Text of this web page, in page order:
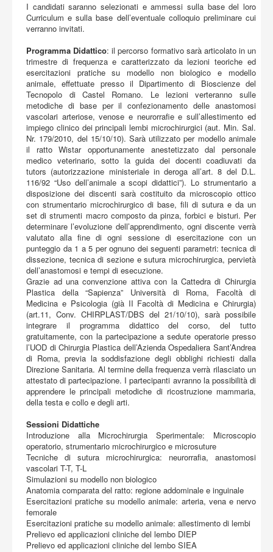
I candidati saranno selezionati e ammessi sulla base del loro
Curriculum e sulla base dell’eventuale colloquio preliminare cui
verranno invitati.
Programma Didattico: il percorso formativo sarà articolato in un
trimestre di frequenza e caratterizzato da lezioni teoriche ed
esercitazioni pratiche su modello non biologico e modello
animale, effettuate presso il Dipartimento di Bioscienze del
Tecnopolo di Castel Romano. Le lezioni verteranno sulle
metodiche di base per il confezionamento delle anastomosi
vascolari arteriose, venose e neurorrafie e sull’allestimento ed
impiego clinico dei principali lembi microchirurgici (aut. Min. Sal.
Nr. 179/2010, del 15/10/10). Sarà utilizzato per modello animale
il ratto Wistar opportunamente anestetizzato dal personale
medico veterinario, sotto la guida dei docenti coadiuvati da
tutors (autorizzazione ministeriale in deroga all’art. 8 del D.L.
116/92 “Uso dell’animale a scopi didattici”). Lo strumentario a
disposizione dei discenti sarà costituito da microscopio ottico
con strumentario microchirurgico di base, fili di sutura e da un
set di strumenti macro composto da pinza, forbici e bisturi. Per
determinare l’evoluzione dell’apprendimento, ogni discente verrà
valutato alla fine di ogni sessione di esercitazione con un
punteggio da 1 a 5 per ognuno dei seguenti parametri: tecnica di
dissezione, tecnica di sezione e sutura microchirurgica, pervietà
dell’anastomosi e tempi di esecuzione.
Grazie ad una convenzione attiva con la Cattedra di Chirurgia
Plastica della “Sapienza” Università di Roma, Facoltà di
Medicina e Psicologia (già II Facoltà di Medicina e Chirurgia)
(art.11, Conv. CHIRPLAST/DBS del 21/10/10), sarà possibile
integrare il programma didattico del corso, del tutto
gratuitamente, con la partecipazione a sedute operatorie presso
l’UOD di Chirurgia Plastica dell’Azienda Ospedaliera Sant’Andrea
di Roma, previa la soddisfazione degli obblighi richiesti dalla
Direzione Sanitaria. Al termine della frequenza verrà rilasciato un
attestato di partecipazione. I partecipanti avranno la possibilità di
apprendere le principali metodiche di ricostruzione mammaria,
della testa e collo e degli arti.
Sessioni Didattiche
Introduzione alla Microchirurgia Sperimentale: Microscopio
operatorio, strumentario microchirurgico e microsuture
Tecniche di sutura microchirurgica: neurorrafia, anastomosi
vascolari T-T, T-L
Simulazioni su modello non biologico
Anatomia comparata del ratto: regione addominale e inguinale
Esercitazioni pratiche su modello animale: arteria, vena e nervo
femorale
Esercitazioni pratiche su modello animale: allestimento di lembi
Prelievo ed applicazioni cliniche del lembo DIEP
Prelievo ed applicazioni cliniche del lembo SIEA